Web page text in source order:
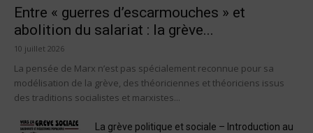
Entre « guerres d’escarmouches » et
abolition du salariat : la grève...
10 juillet 2026
La pensée de Marx n’est pas spécialement reconnue pour sa
modélisation de la grève, des théoriciennes et théoriciens issus
des traditions socialistes et marxistes...
La grève politique et sociale – Introduction au